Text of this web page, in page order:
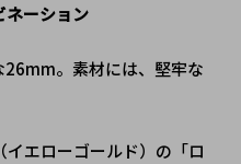
ネーション
26mm。素材には、堅牢な
イエローゴールド）の「ロ